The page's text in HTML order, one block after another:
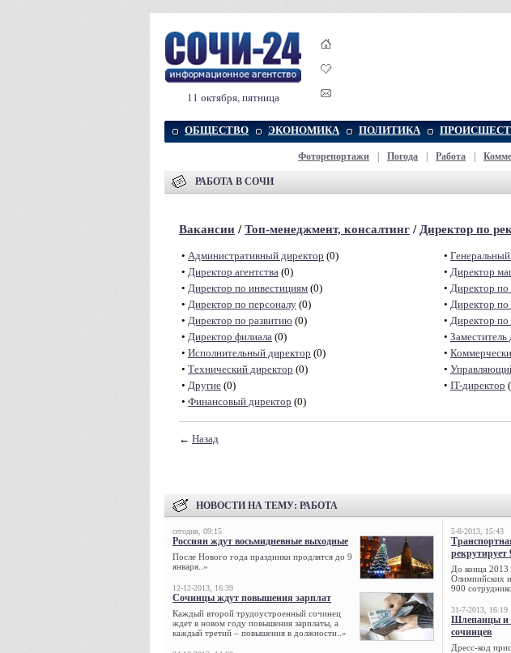
11 октября, пятница
ОБЩЕСТВО ЭКОНОМИКА ПОЛИТИКА
Фоторепортажи Погода Работа
РАБОТА В СОЧИ
Вакансии /Топ-менеджмент, консалтинг / Директор по
• Административный директор (0) •
• Директор агентства (0) • Директор
• Директор по инвестициям (0) • Директор по
• Директор по персоналу (0) • Директор
• Директор по развитию (0) • Директор по
• Директор филиала (0) • Заместитель
• Исполнительный директор (0) •
• Технический директор (0) •
• Другие (0) • IT-директор
• Финансовый директор (0)
← Назад
НОВОСТИ НА ТЕМУ: РАБОТА
сегодня, 09:15
Россиян ждут восьмидневные выходные
После Нового года праздники продлятся до 9
января..»
12-12-2013, 16:39
Сочинцы ждут повышения зарплат
Каждый второй трудоустроенный сочинец
ждет в новом году повышения зарплаты, а
каждый третий – повышения в должности..»
5-8-2013, 15:43
рекрутирует
До конца 2013
Олимпийских
900
31-7-2013, 16:19
Шлепанцы и
сочинцев
Дресс-код